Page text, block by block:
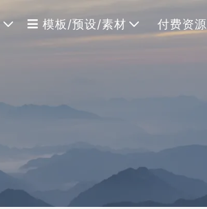
模板/预设/素材 付费资源